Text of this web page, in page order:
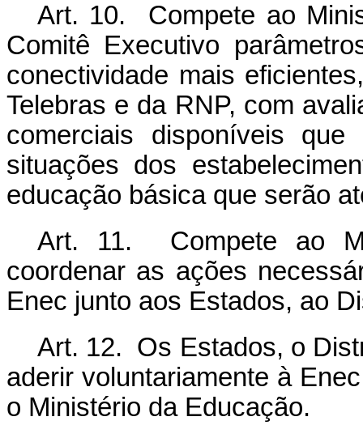
Art. 10. Compete ao
Comitê Executivo
conectividade mais
Telebras e da RNP, com
comerciais disponíveis
situações dos
educação básica que serão
Art. 11. Compete ao
coordenar as ações
Enec junto aos Estados, ao
Art. 12. Os Estados, o
aderir voluntariamente à
o Ministério da Educação.